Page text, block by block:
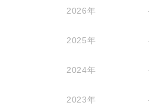
2026年
2025年
2024年
2023年